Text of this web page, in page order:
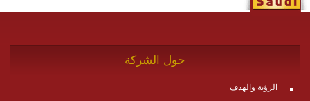
حول الشركة
الرؤية والهدف